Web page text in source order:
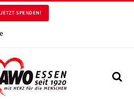
JETZT SPENDEN!